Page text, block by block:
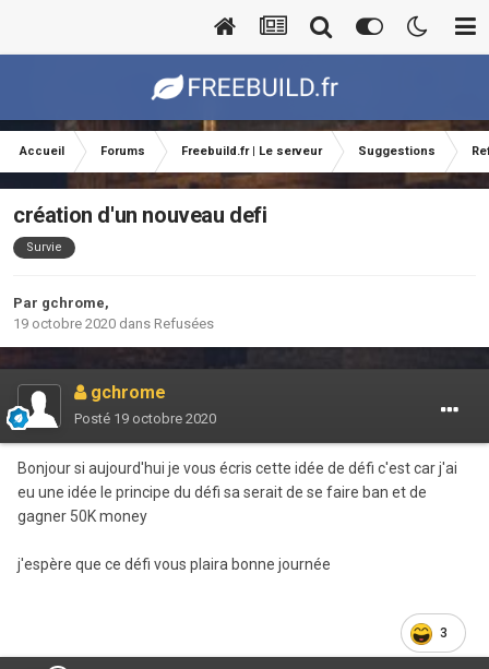
Accueil Forums Freebuild.fr | Le serveur Suggestions
création d'un nouveau defi
Survie
Par gchrome,
19 octobre 2020 dans Refusées
gchrome
Posté 19 octobre 2020
Bonjour si aujourd'hui je vous écris cette idée de défi c'est car j'ai
eu une idée le principe du défi sa serait de se faire ban et de
gagner 50K money
j'espère que ce défi vous plaira bonne journée
3